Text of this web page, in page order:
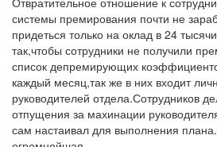
системы премирования почти не
придеться только на оклад в 24
так,чтобы сотрудники не получили
список депремирующих
каждый месяц,так же в них входит
руководителей отдела.Сотрудников
отпущения за махинации
сам настаивал для выполнения